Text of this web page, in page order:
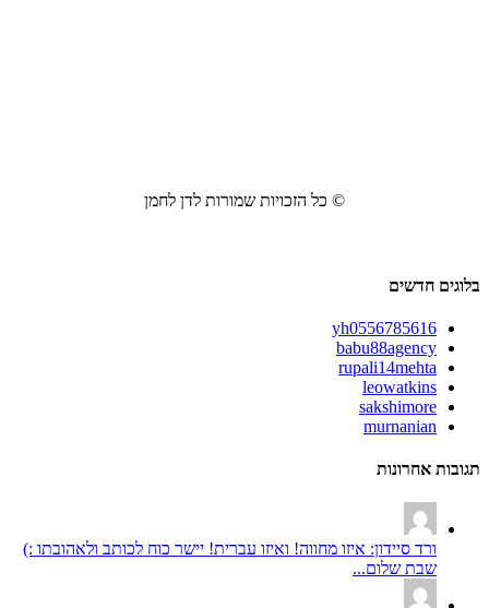
© כל הזכויות שמורות לדן לחמן
בלוגים חדשים
yh0556785616
babu88agency
rupali14mehta
leowatkins
sakshimore
murnanian
תגובות אחרונות
ורד סיידון: איזו מחווה! ואיזו עברית! יישר כוח לכותב ולאהובתו :)
שבת שלום...